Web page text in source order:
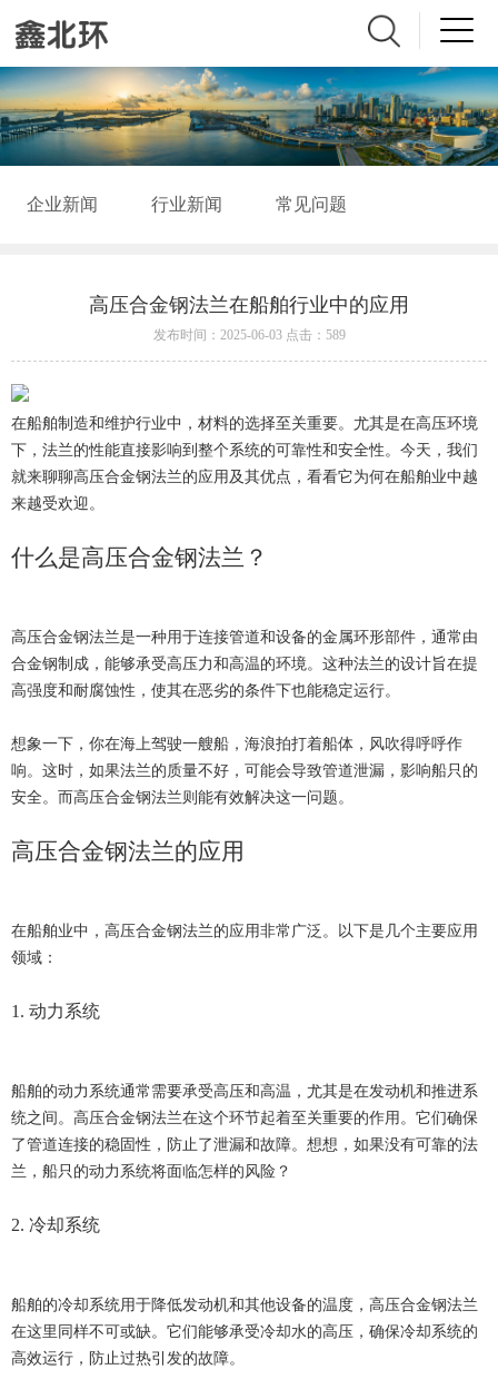
企业新闻 行业新闻 常见问题
高压合金钢法兰在船舶行业中的应用
发布时间：2025-06-03 点击：589
在船舶制造和维护行业中，材料的选择至关重要。尤其是在高压环境
下，法兰的性能直接影响到整个系统的可靠性和安全性。今天，我们
就来聊聊高压合金钢法兰的应用及其优点，看看它为何在船舶业中越
来越受欢迎。
什么是高压合金钢法兰？
高压合金钢法兰是一种用于连接管道和设备的金属环形部件，通常由
合金钢制成，能够承受高压力和高温的环境。这种法兰的设计旨在提
高强度和耐腐蚀性，使其在恶劣的条件下也能稳定运行。
想象一下，你在海上驾驶一艘船，海浪拍打着船体，风吹得呼呼作
响。这时，如果法兰的质量不好，可能会导致管道泄漏，影响船只的
安全。而高压合金钢法兰则能有效解决这一问题。
高压合金钢法兰的应用
在船舶业中，高压合金钢法兰的应用非常广泛。以下是几个主要应用
领域：
1. 动力系统
船舶的动力系统通常需要承受高压和高温，尤其是在发动机和推进系
统之间。高压合金钢法兰在这个环节起着至关重要的作用。它们确保
了管道连接的稳固性，防止了泄漏和故障。想想，如果没有可靠的法
兰，船只的动力系统将面临怎样的风险？
2. 冷却系统
船舶的冷却系统用于降低发动机和其他设备的温度，高压合金钢法兰
在这里同样不可或缺。它们能够承受冷却水的高压，确保冷却系统的
高效运行，防止过热引发的故障。